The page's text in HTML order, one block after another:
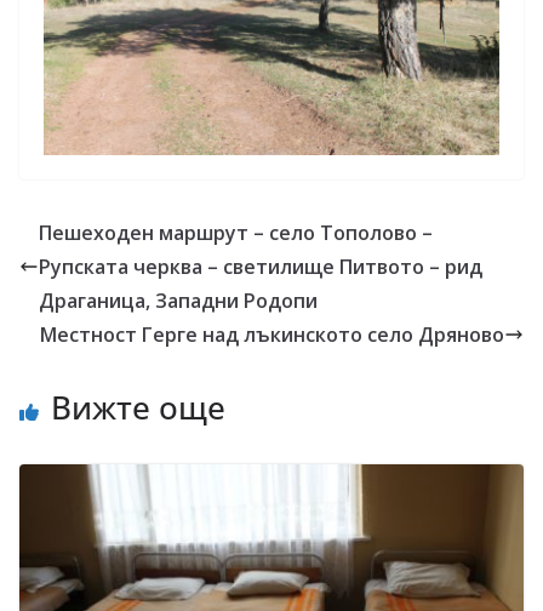
Пешеходен маршрут – село Тополово –
Рупската черква – светилище Питвото – рид
Драганица, Западни Родопи
Местност Герге над лъкинското село Дряново
Вижте още